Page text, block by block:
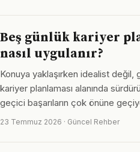
Beş günlük kariyer
nasıl uygulanır?
Konuya yaklaşırken idealist
kariyer planlaması alanında
geçici başarıların çok önüne
23 Temmuz 2026 · Güncel Rehber